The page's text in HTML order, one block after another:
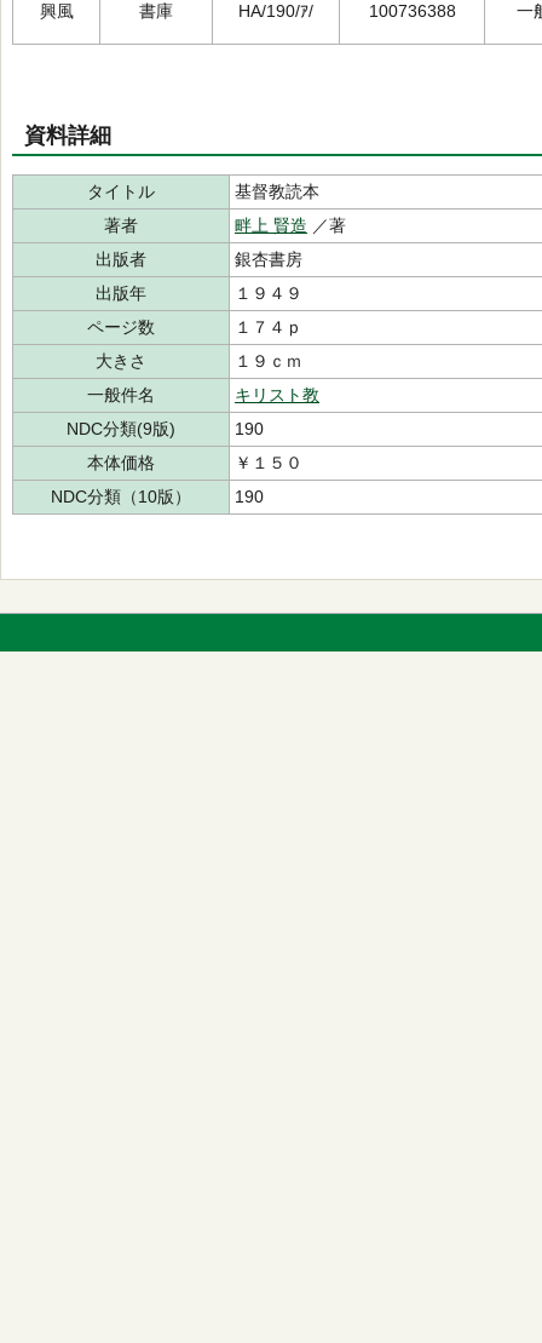
興風 書庫 HA/190/ｱ/ 100736388 一
資料詳細
タイトル
基督教読本
著者
畔上 賢造 ／著
出版者
銀杏書房
出版年
１９４９
ページ数
１７４ｐ
大きさ
１９ｃｍ
一般件名
キリスト教
NDC分類(9版)
190
本体価格
￥１５０
NDC分類（10版）
190